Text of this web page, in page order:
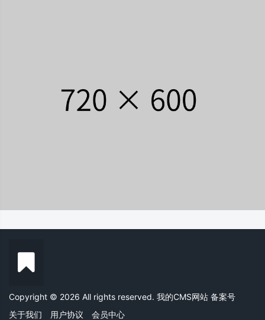
Copyright © 2026 All rights reserved. 我的CMS网站 备案号
关于我们
用户协议 会员中心